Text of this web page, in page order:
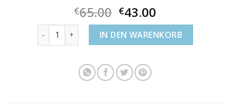
€65.00 €43.00
swarovski millenia ohrringe Menge
IN DEN WARENKORB